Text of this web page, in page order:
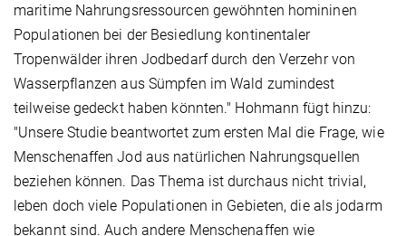
maritime Nahrungsressourcen gewöhnten homininen
Populationen bei der Besiedlung kontinentaler
Tropenwälder ihren Jodbedarf durch den Verzehr von
Wasserpflanzen aus Sümpfen im Wald zumindest
teilweise gedeckt haben könnten." Hohmann fügt hinzu:
"Unsere Studie beantwortet zum ersten Mal die Frage, wie
Menschenaffen Jod aus natürlichen Nahrungsquellen
beziehen können. Das Thema ist durchaus nicht trivial,
leben doch viele Populationen in Gebieten, die als jodarm
bekannt sind. Auch andere Menschenaffen wie